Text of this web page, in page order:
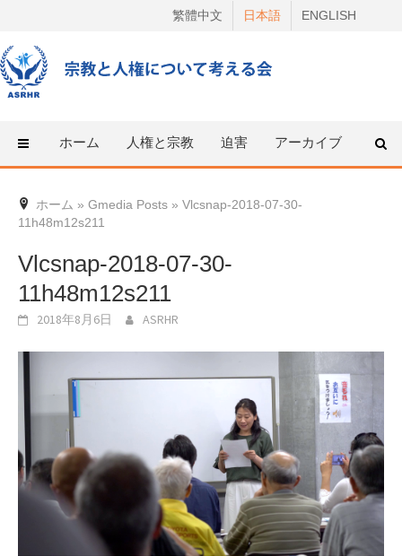
content
繁體中文 日本語 ENGLISH
ホーム 人権と宗教 迫害 アーカイブ 人権
ホーム » Gmedia Posts » Vlcsnap-2018-07-30-
11h48m12s211
Vlcsnap-2018-07-30-
11h48m12s211
2018年8月6日 ASRHR